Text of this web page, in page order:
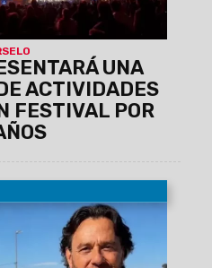
UNA
ACTIVIDADES
FESTIVAL POR
El Gobernador recorrió los
de este proyecto vial
está finalizando el nuevo